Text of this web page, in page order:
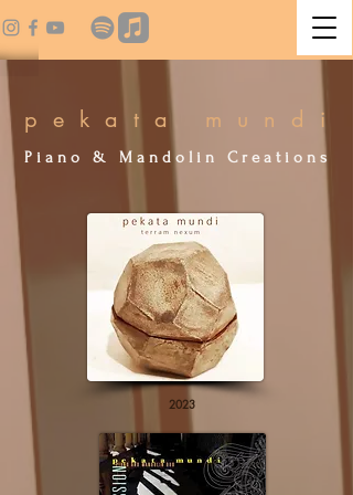
p e k a t a m u n d i
P i a n o & M a n d o l i n C r e a t i o n s
2023